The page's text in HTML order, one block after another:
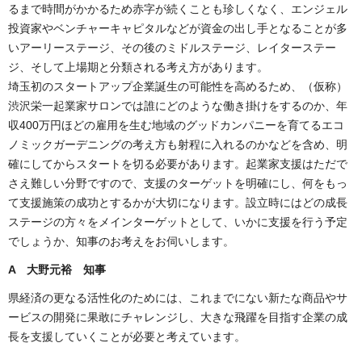
るまで時間がかかるため赤字が続くことも珍しくなく、エンジェル
投資家やベンチャーキャピタルなどが資金の出し手となることが多
いアーリーステージ、その後のミドルステージ、レイターステー
ジ、そして上場期と分類される考え方があります。
埼玉初のスタートアップ企業誕生の可能性を高めるため、（仮称）
渋沢栄一起業家サロンでは誰にどのような働き掛けをするのか、年
収400万円ほどの雇用を生む地域のグッドカンパニーを育てるエコ
ノミックガーデニングの考え方も射程に入れるのかなどを含め、明
確にしてからスタートを切る必要があります。起業家支援はただで
さえ難しい分野ですので、支援のターゲットを明確にし、何をもっ
て支援施策の成功とするかが大切になります。設立時にはどの成長
ステージの方々をメインターゲットとして、いかに支援を行う予定
でしょうか、知事のお考えをお伺いします。
A 大野元裕 知事
県経済の更なる活性化のためには、これまでにない新たな商品やサ
ービスの開発に果敢にチャレンジし、大きな飛躍を目指す企業の成
長を支援していくことが必要と考えています。